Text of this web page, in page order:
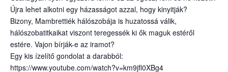
Újra lehet alkotni egy házasságot azzal, hogy kinyitják?
Bizony, Mambrettiék hálószobája is huzatossá válik,
hálószobatitkaikat viszont teregessék ki ők maguk estéről
estére. Vajon bírják-e az iramot?
Egy kis ízelítő gondolat a darabból:
https://www.youtube.com/watch?v=km9jfl0XBg4